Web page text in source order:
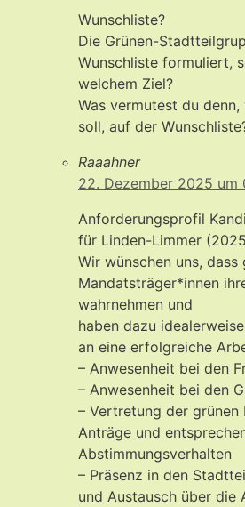
Wunschliste?
Die Grünen-
Wunschliste formuliert,
welchem Ziel?
Was vermutest du
soll, auf der
Raaahner
22. Dezember 2025 um
Anforderungsprofil
für Linden-Limmer
Wir wünschen uns, dass
Mandatsträger*innen
wahrnehmen und
haben dazu
an eine erfolgreiche
– Anwesenheit bei den
– Anwesenheit bei den
– Vertretung der grünen
Anträge und
Abstimmungsverhalten
– Präsenz in den
und Austausch über die